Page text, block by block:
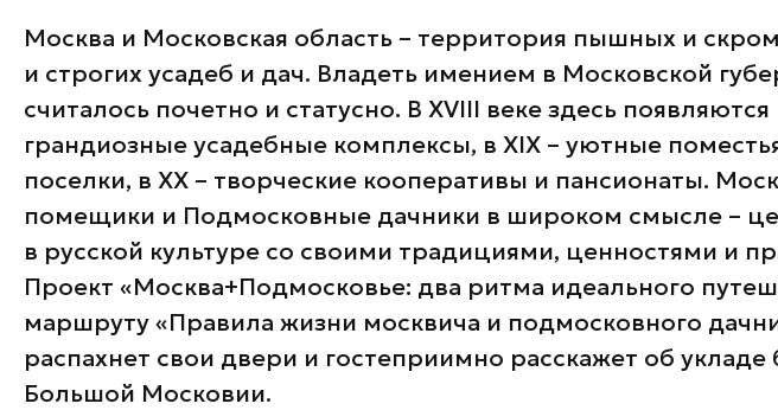
Банные комплексы
Горнолыжные клубы
Спецпроекты
Инвестиционный портал
Федоскинская фабрика
Пикник в Подмосковье
Золотое кольцо России
Войти
Инвесторам
природные территории
Москва и Московская область – территория пышных и
и строгих усадеб и дач. Владеть имением в Московской
считалось почетно и статусно. В XVIII веке здесь появляются
грандиозные усадебные комплексы, в XIX – уютные
поселки, в XX – творческие кооперативы и пансионаты.
помещики и Подмосковные дачники в широком смысле –
в русской культуре со своими традициями, ценностями и
Проект «Москва+Подмосковье: два ритма идеального
маршруту «Правила жизни москвича и подмосковного
распахнет свои двери и гостеприимно расскажет об укладе
Большой Московии.